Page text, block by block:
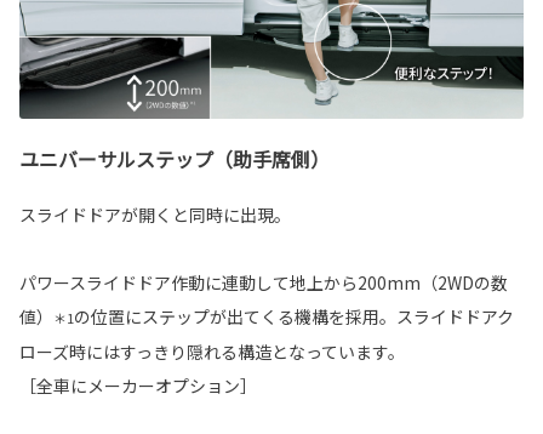
ユニバーサルステップ（助手席側）
スライドドアが開くと同時に出現。
パワースライドドア作動に連動して地上から200mm（2WDの数
値）
＊1の位置にステップが出てくる機構を採用。スライドドアク
ローズ時にはすっきり隠れる構造となっています。
［全車にメーカーオプション］